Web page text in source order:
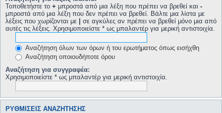
Τοποθετήστε το + μπροστά από μια λέξη που πρέπει να βρεθεί και -
μπροστά από μια λέξη που δεν πρέπει να βρεθεί. Βάλτε μια λίστα με
λέξεις που χωρίζονται με | σε αγκύλες αν πρέπει να βρεθεί μόνο μια από
αυτές τις λέξεις. Χρησιμοποιείστε * ως μπαλαντέρ για μερική αντιστοιχία.
Αναζήτηση όλων των όρων ή του ερωτήματος όπως εισήχθη
Αναζήτηση οποιουδήποτε όρου
Αναζήτηση για συγγραφέα:
Χρησιμοποιείστε * ως μπαλαντέρ για μερική αντιστοιχία.
ΡΥΘΜΊΣΕΙΣ ΑΝΑΖΉΤΗΣΗΣ